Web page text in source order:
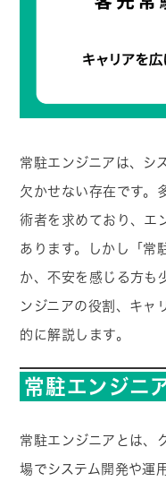
常駐エンジニアは、シ
欠かせない存在です。
術者を求めており、エ
あります。しかし「常
か、不安を感じる方も
ンジニアの役割、キャ
的に解説します。
常駐エンジニ
常駐エンジニアとは、
場でシステム開発や運